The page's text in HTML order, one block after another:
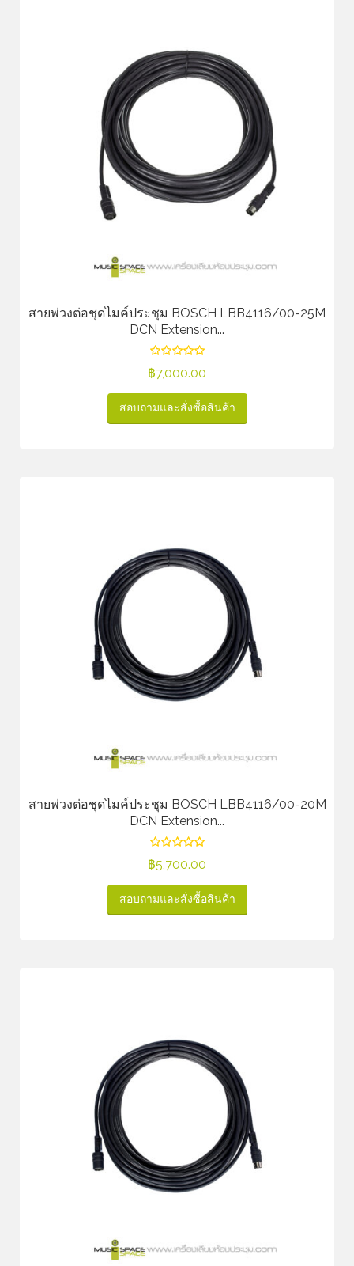
สายพ่วงต่อชุดไมค์ประชุม BOSCH LBB4116/00-25M
DCN Extension...
฿7,000.00
สอบถามและสั่งซื้อสินค้า
สายพ่วงต่อชุดไมค์ประชุม BOSCH LBB4116/00-20M
DCN Extension...
฿5,700.00
สอบถามและสั่งซื้อสินค้า